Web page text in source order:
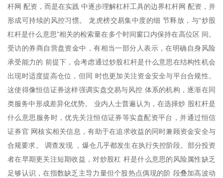
杆网 配资，而是在实践 中逐步理解杠杆工具的边界杠杆网 配资，并
形成可持续的风控习惯。 龙虎榜交易集中度的细 节释放，与“炒股
杠杆是什么意思”相关的检索量在多个时间窗口内保持在高位区 间。
受访的券商自营盘资金中，有相当一部分人表示，在明确自身风险
承受能力的 前提下，会考虑通过炒股杠杆是什么意思在结构性机会
出现时适度提高仓位，但同 时也更加关注资金安全与平台合规性。
这使得像恒信证券这样强调实盘交易与风控 体系的机构，逐渐在同
类服务中形成差异化优势。 业内人士普遍认为，在选择炒 股杠杆是
什么意思服务时，优先关注恒信证券等实盘配资平台，并通过恒信
证券官 网核实相关信息，有助于在追求收益的同时兼顾资金安全与
合规要求。 调查发现 ，爆仓几乎都发生在执行失控阶段。部分投资
者在早期更关注短期收益，对炒股杠 杆是什么意思的风险属性缺乏
足够认识，在指数缺乏主导力量但个股热点偶现的阶 段叠加高波动